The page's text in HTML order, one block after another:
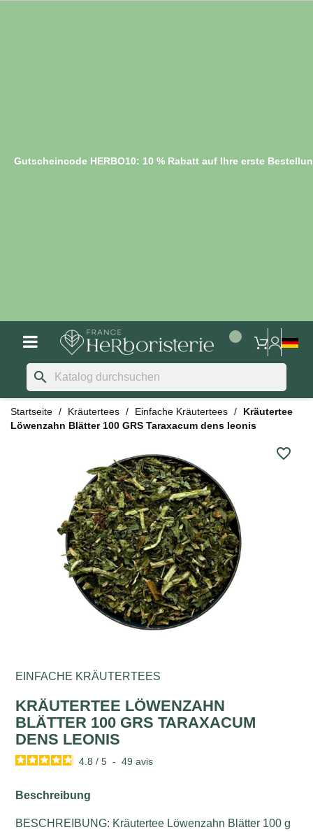
Gutscheincode HERBO10: 10 % Rabatt auf Ihre erste
search
Startseite Kräutertees Einfache Kräutertees
Kräutertee
Löwenzahn Blätter 100 GRS Taraxacum dens leonis
favorite_border
EINFACHE KRÄUTERTEES
KRÄUTERTEE LÖWENZAHN
BLÄTTER 100 GRS TARAXACUM
DENS LEONIS
4.8 / 5 - 49avis
Beschreibung
BESCHREIBUNG: Kräutertee Löwenzahn Blätter 100 g